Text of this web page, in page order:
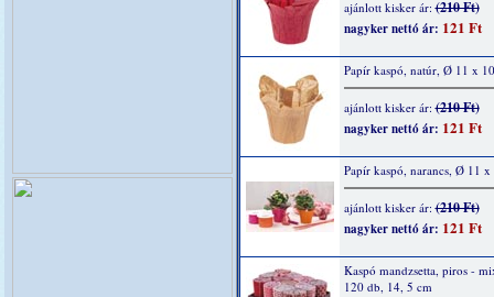
ajánlott kisker ár:(210 Ft)
nagyker nettó ár: 121 Ft
Papír kaspó, natúr, Ø 11 x
ajánlott kisker ár:(210 Ft)
nagyker nettó ár: 121 Ft
Papír kaspó, narancs, Ø 11
ajánlott kisker ár:(210 Ft)
nagyker nettó ár: 121 Ft
Kaspó mandzsetta, piros -
120 db, 14, 5 cm